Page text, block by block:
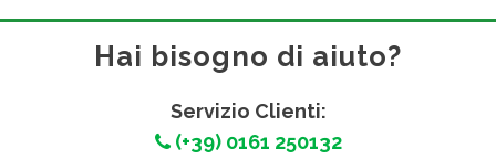
Hai bisogno di aiuto?
Servizio Clienti:
(+39) 0161 250132